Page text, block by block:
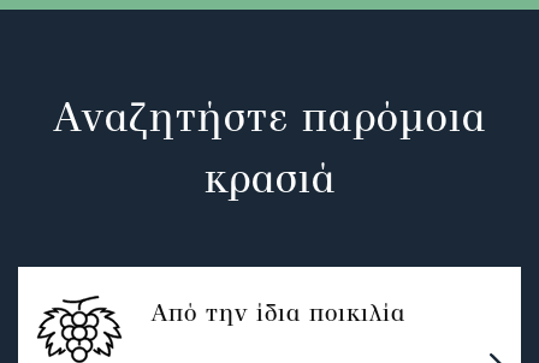
Αναζητήστε παρόμοια
κρασιά
Από την ίδια ποικιλία